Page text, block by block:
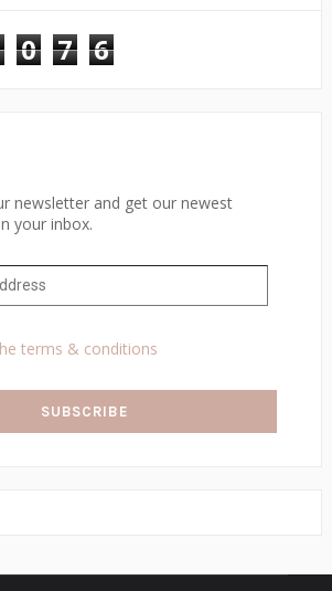
0 7 6
newsletter and get our newest
your inbox.
terms & conditions